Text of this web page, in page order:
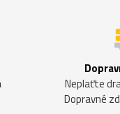
Neplaťte
Dopravné